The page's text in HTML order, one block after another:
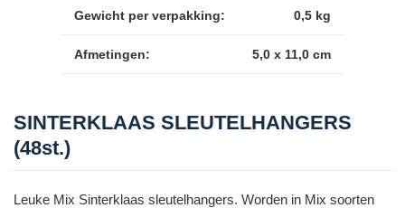
Gewicht per verpakking: 0,5 kg
Afmetingen: 5,0 x 11,0 cm
SINTERKLAAS SLEUTELHANGERS
(48st.)
Leuke Mix Sinterklaas sleutelhangers. Worden in Mix soorten